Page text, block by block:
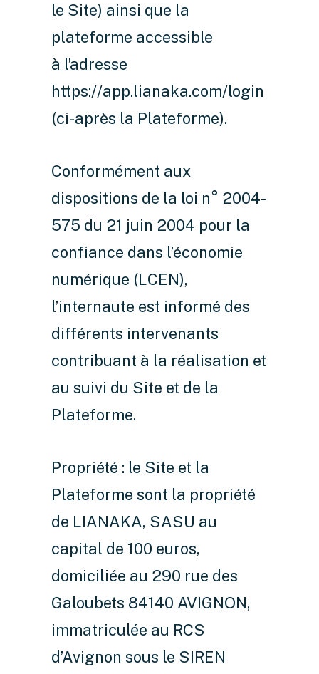
le Site) ainsi que la
plateforme accessible
à l’adresse
https://app.lianaka.com/login
(ci-après la Plateforme).
Conformément aux
dispositions de la loi n° 2004-
575 du 21 juin 2004 pour la
confiance dans l’économie
numérique (LCEN),
l’internaute est informé des
différents intervenants
contribuant à la réalisation et
au suivi du Site et de la
Plateforme.
Propriété : le Site et la
Plateforme sont la propriété
de LIANAKA, SASU au
capital de 100 euros,
domiciliée au 290 rue des
Galoubets 84140 AVIGNON,
immatriculée au RCS
d’Avignon sous le SIREN